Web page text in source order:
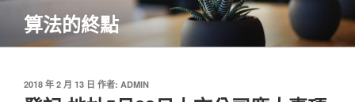
主
算法的終點
發
佈
2018 年 2 月 13 日 作者: ADMIN